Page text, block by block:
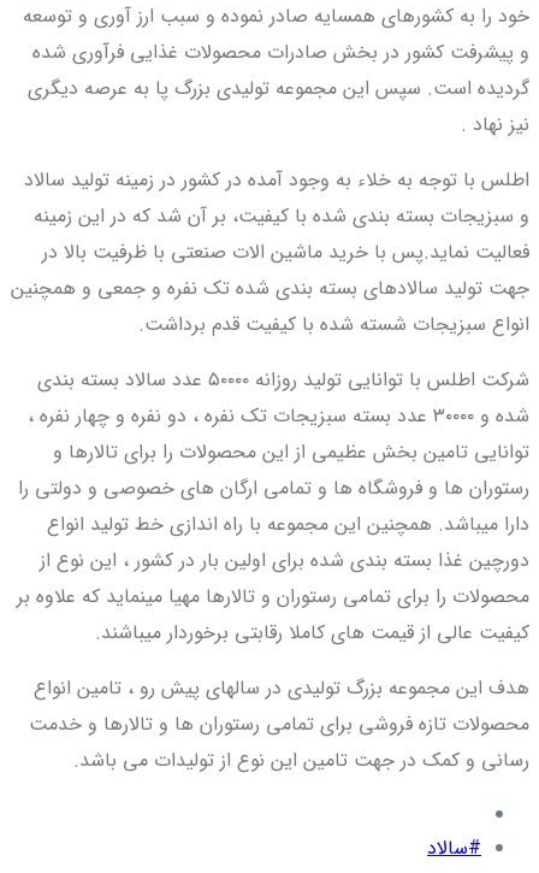
خود را به کشورهای همسایه صادر نموده و سبب ارز آوری و توسعه
و پیشرفت کشور در بخش صادرات محصولات غذایی فرآوری شده
گردیده است. سپس این مجموعه تولیدی بزرگ پا به عرصه دیگری
نیز نهاد .
اطلس با توجه به خلاء به وجود آمده در کشور در زمینه تولید سالاد
و سبزیجات بسته بندی شده با کیفیت، بر آن شد که در این زمینه
فعالیت نماید.پس با خرید ماشین الات صنعتی با ظرفیت بالا در
جهت تولید سالادهای بسته بندی شده تک نفره و جمعی و همچنین
انواع سبزیجات شسته شده با کیفیت قدم برداشت.
شرکت اطلس با توانایی تولید روزانه ۵۰۰۰۰ عدد سالاد بسته بندی
شده و ۳۰۰۰۰ عدد بسته سبزیجات تک نفره ، دو نفره و چهار نفره ،
توانایی تامین بخش عظیمی از این محصولات را برای تالارها و
رستوران ها و فروشگاه ها و تمامی ارگان های خصوصی و دولتی را
دارا میباشد. همچنین این مجموعه با راه اندازی خط تولید انواع
دورچین غذا بسته بندی شده برای اولین بار در کشور ، این نوع از
محصولات را برای تمامی رستوران و تالارها مهیا مینماید که علاوه بر
کیفیت عالی از قیمت های کاملا رقابتی برخوردار میباشند.
هدف این مجموعه بزرگ تولیدی در سالهای پیش رو ، تامین انواع
محصولات تازه فروشی برای تمامی رستوران ها و تالارها و خدمت
رسانی و کمک در جهت تامین این نوع از تولیدات می باشد.
#سالاد